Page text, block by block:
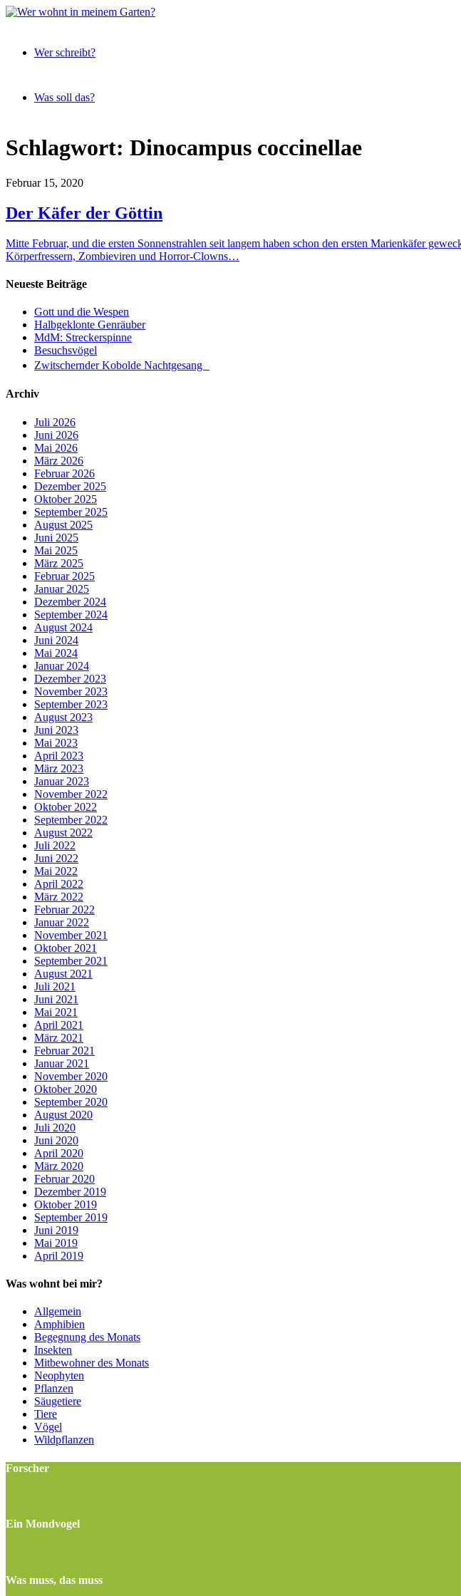
wohnt
meinem
vor der
Terrassentür
Wer schreibt?
Was soll das?
Skip
to
Schlagwort: Dinocampus coccinellae
Februar 15, 2020
Der Käfer der Göttin
Mitte Februar, und die ersten Sonnenstrahlen seit langem haben schon den ersten Marienkäfer
Körperfressern, Zombieviren und Horror-Clowns…
Neueste Beiträge
Gott und die Wespen
Halbgeklonte Genräuber
MdM: Streckerspinne
Besuchsvögel
Zwitschernder Kobolde Nachtgesang
Archiv
Juli 2026
Juni 2026
Mai 2026
März 2026
Februar 2026
Dezember 2025
Oktober 2025
September 2025
August 2025
Juni 2025
Mai 2025
März 2025
Februar 2025
Januar 2025
Dezember 2024
September 2024
August 2024
Juni 2024
Mai 2024
Januar 2024
Dezember 2023
November 2023
September 2023
August 2023
Juni 2023
Mai 2023
April 2023
März 2023
Januar 2023
November 2022
Oktober 2022
September 2022
August 2022
Juli 2022
Juni 2022
Mai 2022
April 2022
März 2022
Februar 2022
Januar 2022
November 2021
Oktober 2021
September 2021
August 2021
Juli 2021
Juni 2021
Mai 2021
April 2021
März 2021
Februar 2021
Januar 2021
November 2020
Oktober 2020
September 2020
August 2020
Juli 2020
Juni 2020
April 2020
März 2020
Februar 2020
Dezember 2019
Oktober 2019
September 2019
Juni 2019
Mai 2019
April 2019
Was wohnt bei mir?
Allgemein
Amphibien
Begegnung des Monats
Insekten
Mitbewohner des Monats
Neophyten
Pflanzen
Säugetiere
Tiere
Vögel
Wildpflanzen
Forscher
Ein Mondvogel
Was muss, das muss